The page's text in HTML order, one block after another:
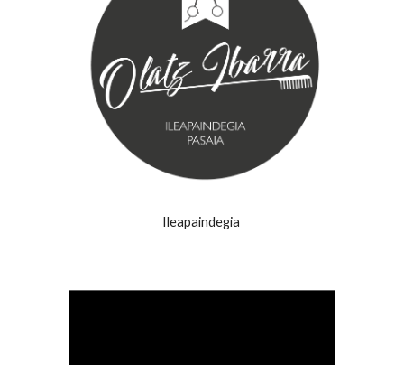
Ileapaindegia